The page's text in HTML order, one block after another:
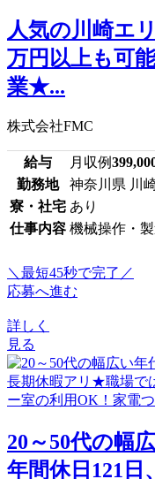
人気の川崎エ
万円以上も可
業★...
株式会社FMC
給与 月収例
勤務地
神奈川県 川
寮・社宅 あり
仕事内容 機械操作・
＼最短45秒で完了／
応募へ進む
詳しく
見る
20～50代の幅
年間休日121